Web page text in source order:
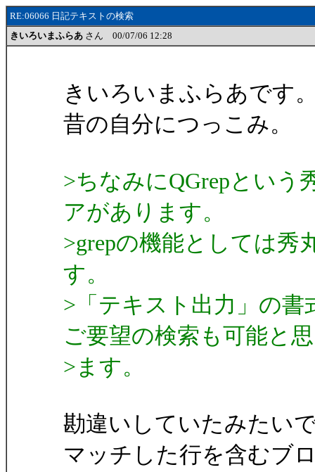
RE:06066 日記テキストの検索
きいろいまふらあ さん 00/07/06 12:28
きいろいまふらあです
昔の自分につっこみ。
>ちなみにQGrepという
アがあります。
>grepの機能としては秀
す。
>「テキスト出力」の
ご要望の検索も可能と
>ます。
勘違いしていたみたい
マッチした行を含むブ